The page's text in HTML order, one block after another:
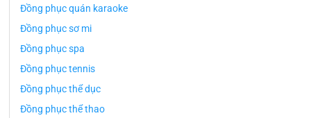
Đồng phục quán karaoke
Đồng phục sơ mi
Đồng phục spa
Đồng phục tennis
Đồng phục thể dục
Đồng phục thể thao